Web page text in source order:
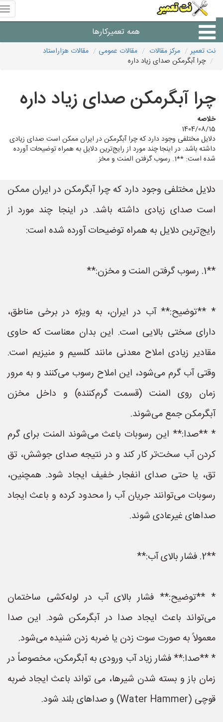
همه تعمیرکارها
شرکت های تعمیرات لوازم
نت تعمیر مرکز مقالات مقالات عمومی
مقالات هزاراستاد
چرا آبگرمکن صدای زیاد داره
چرا آبگرمکن صدای زیاد داره
خلاصه
1404/08/15
دلایل مختلفی وجود دارد که چرا آبگرمکن در ایران ممکن است صدای زیادی
داشته باشد. در اینجا چند مورد از رایج‌ترین دلایل به همراه توضیحات آورده
شده است: **1. رسوب گرفتن المنت و مخز
دلایل مختلفی وجود دارد که چرا آبگرمکن در ایران ممکن
است صدای زیادی داشته باشد. در اینجا چند مورد از
رایج‌ترین دلایل به همراه توضیحات آورده شده است:
**1. رسوب گرفتن المنت و مخزن:**
* **توضیح:** آب در ایران، به ویژه در برخی مناطق،
دارای سختی بالایی است. این بدان معناست که حاوی
مقادیر زیادی املاح معدنی مانند کلسیم و منیزیم است.
وقتی آب گرم می‌شود، این املاح رسوب می‌کنند و به مرور
زمان روی المنت (قسمت گرم‌کننده) و داخل مخزن
آبگرمکن جمع می‌شوند.
* **صدا:** این رسوبات باعث می‌شوند المنت برای گرم
کردن آب سخت‌تر کار کند و در نتیجه صدای جوشش، تق
تق، یا حتی صدای انفجار خفیف ایجاد شود. همچنین،
رسوبات می‌توانند جریان آب را محدود کرده و باعث ایجاد
صداهای غیرعادی شوند.
**2. فشار بالای آب:**
* **توضیح:** فشار بالای آب در لوله‌کشی ساختمان
می‌تواند باعث ایجاد صدا در آبگرمکن شود. این صدا
معمولاً به صورت سوت زدن یا ضربه زدن شنیده می‌شود.
* **صدا:** فشار زیاد آب ورودی به آبگرمکن، مخصوصاً در
زمان باز و بسته شدن شیرها، می تواند باعث ایجاد ضربه
قوچی (Water Hammer) و صداهای بلند شود.